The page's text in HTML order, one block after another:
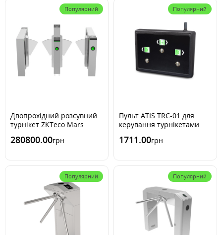
Популярний
Двопрохідний розсувний
турнікет ZKTeco Mars
280800.00грн
Популярний
Пульт ATIS TRC-01 для
керування турнікетами
1711.00грн
Популярний Популярний